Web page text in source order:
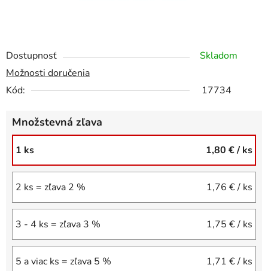
Dostupnosť
Skladom
Možnosti doručenia
Kód:
17734
Množstevná zľava
1 ks 1,80 €/ ks
2 ks = zľava 2 % 1,76 €/ ks
3 - 4 ks = zľava 3 % 1,75 €/ ks
5 a viac ks = zľava 5 % 1,71 €/ ks